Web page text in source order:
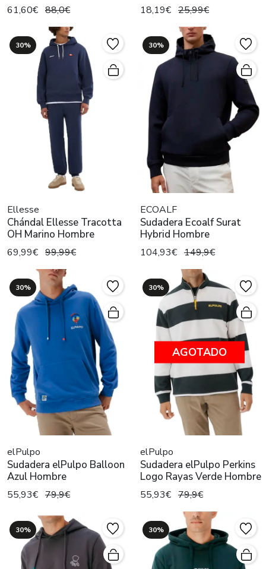
61,60€ 88,0€ 18,19€ 25,99€
30%
Ellesse
Chándal Ellesse Tracotta
OH Marino Hombre
69,99€ 99,99€
30%
ECOALF
Sudadera Ecoalf Surat
Hybrid Hombre
104,93€ 149,9€
30%
elPulpo
Sudadera elPulpo Balloon
Azul Hombre
55,93€ 79,9€
30%
AGOTADO
elPulpo
Sudadera elPulpo Perkins
Logo Rayas Verde Hombre
55,93€ 79,9€
30% 30%